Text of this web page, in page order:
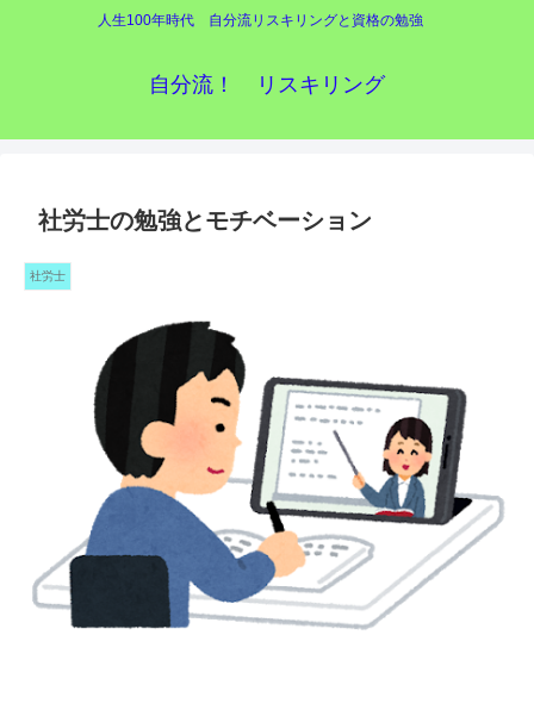
人生100年時代 自分流リスキリングと資格の勉強
自分流！ リスキリング
社労士の勉強とモチベーション
社労士